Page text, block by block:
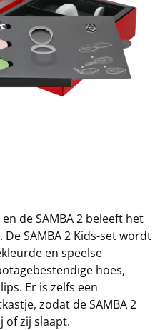
de SAMBA 2 beleeft het
SAMBA 2 Kids-set wordt
en speelse
hoes,
Er is zelfs een
zodat de SAMBA 2
of zij slaapt.